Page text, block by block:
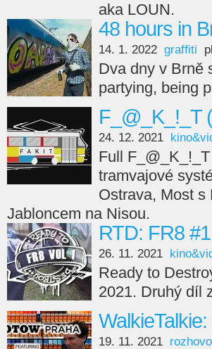
aka LOUN.
48 hours in
14. 1. 2022 graffiti
Dva dny v Brně
partying, being
F_@_K_!_T
24. 12. 2021
Full
tramvajové
Ostrava, Most
Jabloncem na Nisou.
RTD: FR8
26. 11. 2021
Ready to
2021. Druhý díl
19. 11. 2021